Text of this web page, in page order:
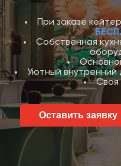
При заказе
Собственная
Уютный
Своя
Оставить заявку